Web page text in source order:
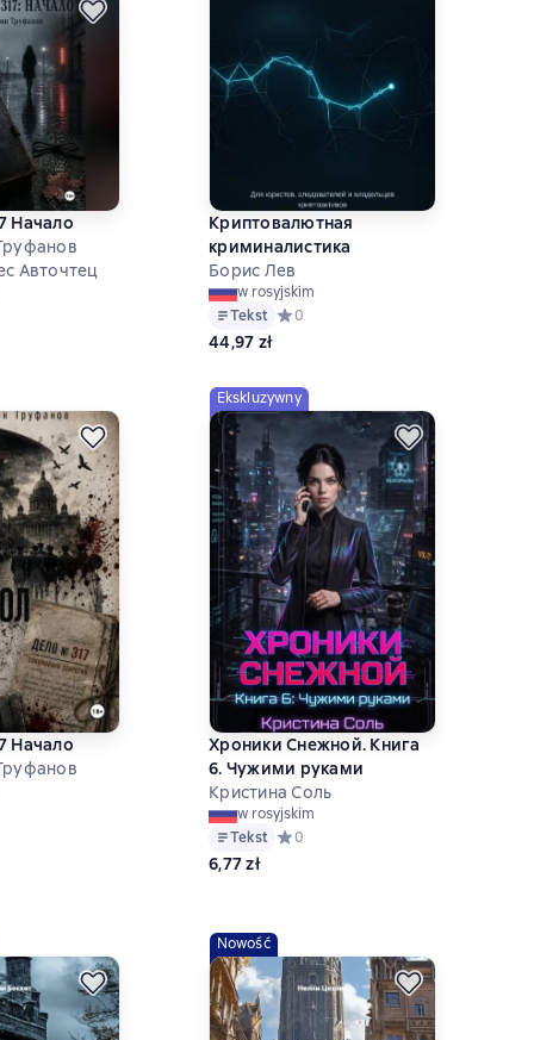
Начало
Авточтец
рейтинг 0 на основе 0 оценок
Криптовалютная
криминалистика
Борис Лев
w rosyjskim
Tekst Средний рейтинг 0 на основе 0
0
44,97 zł
Начало
рейтинг 0 на основе 0 оценок
Ekskluzywny
Хроники Снежной. Книга
6. Чужими руками
Кристина Соль
w rosyjskim
Tekst Средний рейтинг 0 на основе 0
0
6,77 zł
Nowość